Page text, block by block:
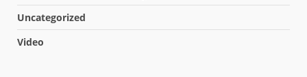
Uncategorized
Video